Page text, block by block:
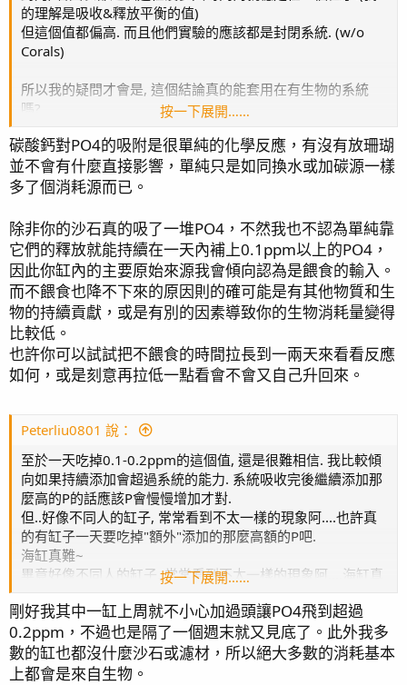
的理解是吸收&釋放平衡的值)
但這個值都偏高. 而且他們實驗的應該都是封閉系統. (w/o
Corals)
所以我的疑問才會是, 這個結論真的能套用在有生物的系統
嗎?
持續往下掉, 如果又如同上面魚友提到的一天會吃0.1-0.2的P
為真.
可以觀察的? 然而這似乎又與事實不同. (如果是說缸內砂石or
其他東西會持續釋放達到動態平衡也不太可能有那麼多P可以
放吧, 畢竟一天要吃掉0.1-0.2)
實務上即便什麼操作都不做的幾個小時甚至10幾個小時內.
(或甚至一天不餵食) 也不會看到P有明顯的變化.
要做到有變化都是要碳源, ROWA吸附劑齊下來針對性處理.
統有關.
我們玩家能做的大概就是想辦法控制這個平衡值的位置. (利用
碳源吸附劑 & 餵食)
按一下展開……
碳酸鈣對PO4的吸附是很單純的化學反應，有沒有放珊瑚
並不會有什麼直接影響，單純只是如同換水或加碳源一樣
多了個消耗源而已。
除非你的沙石真的吸了一堆PO4，不然我也不認為單純靠
它們的釋放就能持續在一天內補上0.1ppm以上的PO4，
因此你缸內的主要原始來源我會傾向認為是餵食的輸入。
而不餵食也降不下來的原因則的確可能是有其他物質和生
物的持續貢獻，或是有別的因素導致你的生物消耗量變得
比較低。
也許你可以試試把不餵食的時間拉長到一兩天來看看反應
如何，或是刻意再拉低一點看會不會又自己升回來。
Peterliu0801 說：
至於一天吃掉0.1-0.2ppm的這個值, 還是很難相信. 我比較傾
向如果持續添加會超過系統的能力. 系統吸收完後繼續添加那
麼高的P的話應該P會慢慢增加才對.
但..好像不同人的缸子, 常常看到不太一樣的現象阿....也許真
的有缸子一天要吃掉"額外"添加的那麼高額的P吧.
海缸真難~
畢竟好像不同人的缸子, 常常看到不太一樣的現象阿....海缸真
至於一天吃掉0.1-0.2ppm, 還是很難以相信. 我覺得如果
按一下展開……
剛好我其中一缸上周就不小心加過頭讓PO4飛到超過
0.2ppm，不過也是隔了一個週末就又見底了。此外我多
數的缸也都沒什麼沙石或濾材，所以絕大多數的消耗基本
上都會是來自生物。